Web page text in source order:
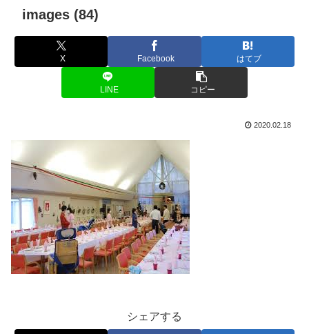
images (84)
X Facebook はてブ
LINE コピー
2020.02.18
シェアする